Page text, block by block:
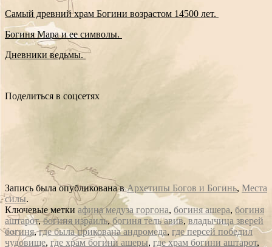
Самый древний храм Богини возрастом 14500 лет.
Богиня Мара и ее символы.
Дневники ведьмы.
Поделиться в соцсетях
Запись была опубликована вАрхетипы Богов и Богинь, Места
силы.
Ключевые метки афина медуза горгона, богиня ашера, богиня
аштарот,богиня израиль,богиня тель авив,владычица зверей
богиня,где была прикована андромеда, где персей победил
чудовище, где храм богини ашеры, где храм богини аштарот,